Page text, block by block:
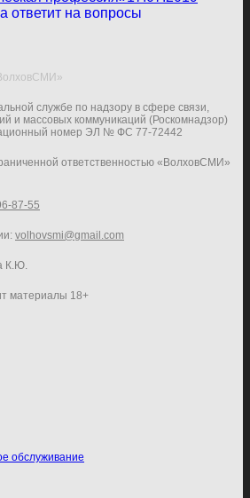
ответит на вопросы
службе по надзору в сфере связи,
и массовых коммуникаций (Роскомнадзор)
номер ЭЛ № ФС 77-72442
ответственностью «ВолховСМИ»
87-55
volhovsmi@gmail.com
К.Ю.
материалы 18+
обслуживание